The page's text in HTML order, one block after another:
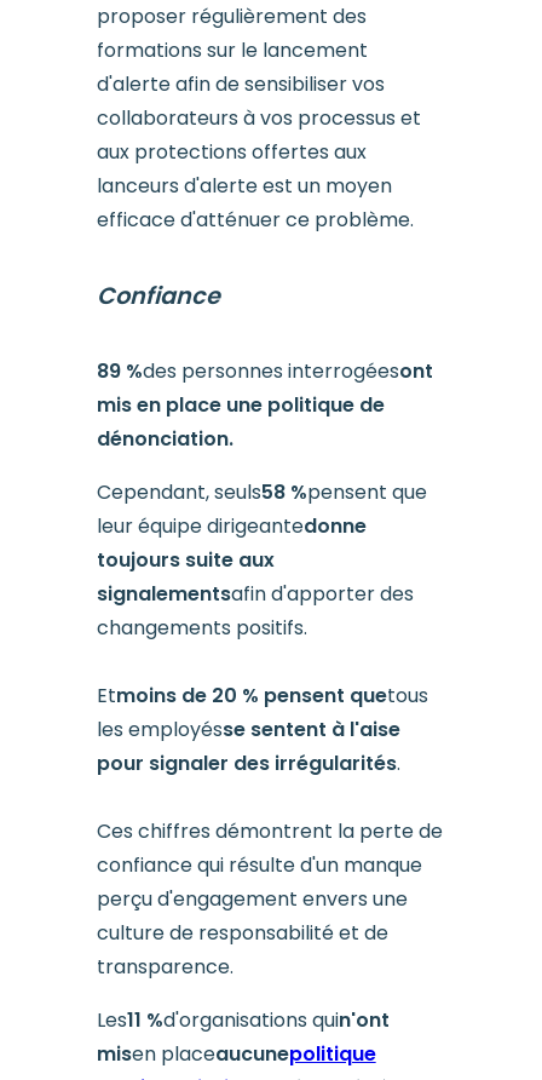
proposer régulièrement des
formations sur le lancement
d'alerte afin de sensibiliser vos
collaborateurs à vos processus et
aux protections offertes aux
lanceurs d'alerte est un moyen
efficace d'atténuer ce problème.
Confiance
89 %des personnes interrogéesont
mis en place une politique de
dénonciation.
Cependant, seuls58 %pensent que
leur équipe dirigeantedonne
toujours suite aux
signalementsafin d'apporter des
changements positifs.
Etmoins de 20 % pensent quetous
les employésse sentent à l'aise
pour signaler des irrégularités.
Ces chiffres démontrent la perte de
confiance qui résulte d'un manque
perçu d'engagement envers une
culture de responsabilité et de
transparence.
Les11 %d'organisations quin'ont
misen placeaucunepolitique